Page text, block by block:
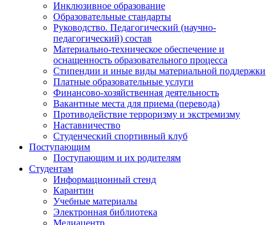
Инклюзивное образование
Образовательные стандарты
Руководство. Педагогический (научно-
педагогический) состав
Материально-техническое обеспечение и
оснащенность образовательного процесса
Стипендии и иные виды материальной поддержки
Платные образовательные услуги
Финансово-хозяйственная деятельность
Вакантные места для приема (перевода)
Противодействие терроризму и экстремизму
Наставничество
Студенческий спортивный клуб
Поступающим
Поступающим и их родителям
Студентам
Информационный стенд
Карантин
Учебные материалы
Электронная библиотека
Медиацентр